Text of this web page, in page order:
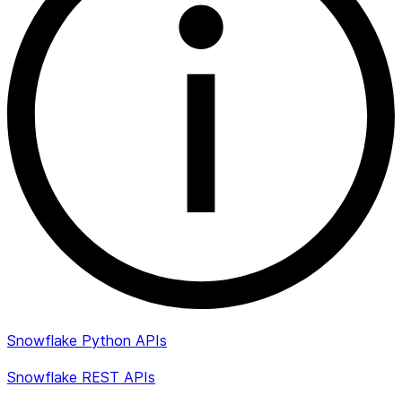
Snowflake Python APIs
Snowflake REST APIs